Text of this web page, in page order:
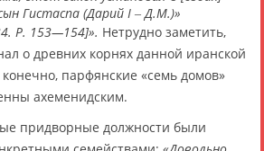
Гистаспа (Дарий I ‒ Д.М.)»
P. 153—154]». Нетрудно заметить,
о древних корнях данной иранской
парфянские «семь домов»
ахеменидским.
придворные должности были